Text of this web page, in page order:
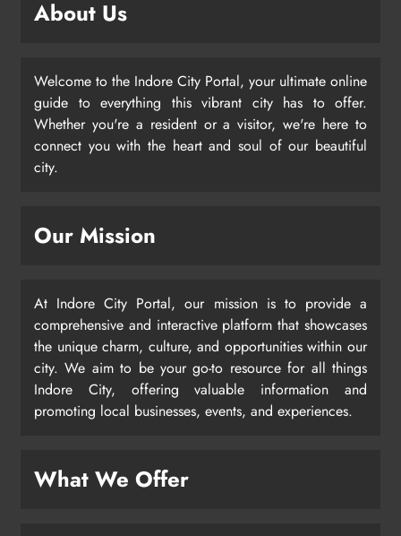
About Us
Welcome to the Indore City Portal, your ultimate online
guide to everything this vibrant city has to offer.
Whether you're a resident or a visitor, we're here to
connect you with the heart and soul of our beautiful
city.
Our Mission
At Indore City Portal, our mission is to provide a
comprehensive and interactive platform that showcases
the unique charm, culture, and opportunities within our
city. We aim to be your go-to resource for all things
Indore City, offering valuable information and
promoting local businesses, events, and experiences.
What We Offer